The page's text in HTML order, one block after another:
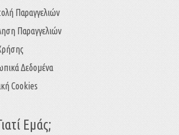
Παραγγελιών
Παραγγελιών
Δεδομένα
Cookies
Εμάς;